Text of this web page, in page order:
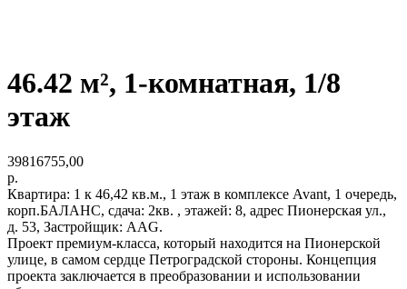
46.42 м², 1-комнатная, 1/8
этаж
39816755,00
р.
Квартира: 1 к 46,42 кв.м., 1 этаж в комплексе Avant, 1 очередь,
корп.БАЛАНС, сдача: 2кв. , этажей: 8, адрес Пионерская ул.,
д. 53, Застройщик: AAG.
Проект премиум-класса, который находится на Пионерской
улице, в самом сердце Петроградской стороны. Концепция
проекта заключается в преобразовании и использовании